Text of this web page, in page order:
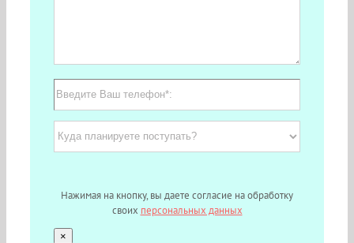
Нажимая на кнопку, вы даете согласие на обработку
своих персональных данных
×